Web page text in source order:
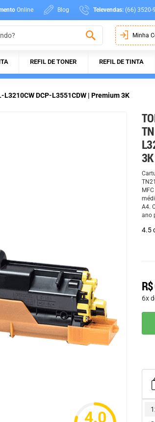
Online Blog Televendas: (66) 3520-
Minha
REFIL DE TONER REFIL DE TINTA
DCP-L3551CDW | Premium 3K
4.0
3K
A4.
ano
4.5
R$
6x